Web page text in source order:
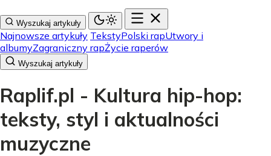
Wyszukaj artykuły
Najnowsze artykuły TekstyPolski rapUtwory i
albumyZagraniczny rapŻycie raperów
Wyszukaj artykuły
Raplif.pl - Kultura hip-hop:
teksty, styl i aktualności
muzyczne